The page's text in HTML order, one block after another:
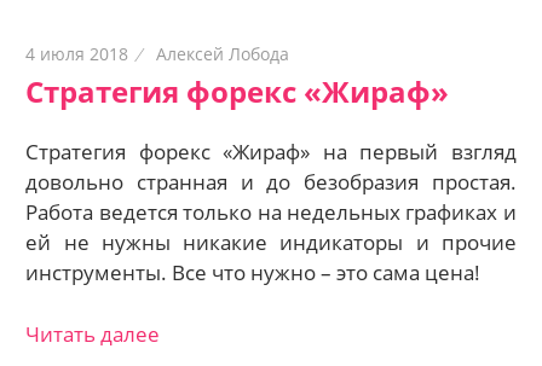
4 июля 2018 Алексей Лобода
Стратегия форекс «Жираф»
Стратегия форекс «Жираф» на первый взгляд
довольно странная и до безобразия простая.
Работа ведется только на недельных графиках и
ей не нужны никакие индикаторы и прочие
инструменты. Все что нужно – это сама цена!
Читать далее